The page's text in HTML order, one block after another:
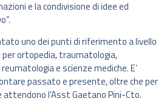
e la condivisione di idee ed
uno dei punti di riferimento a livello
ortopedia, traumatologia,
e scienze mediche. E’
passato e presente, oltre che per
l’Asst Gaetano Pini-Cto.